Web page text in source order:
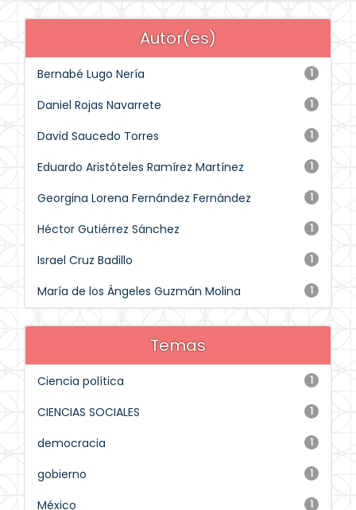
Autor(es)
1
Bernabé Lugo Nería
1
Daniel Rojas Navarrete
1
David Saucedo Torres
1
Eduardo Aristóteles Ramírez Martínez
1
Georgina Lorena Fernández Fernández
1
Héctor Gutiérrez Sánchez
1
Israel Cruz Badillo
1
María de los Ángeles Guzmán Molina
Temas
1
Ciencia política
1
CIENCIAS SOCIALES
1
democracia
1
gobierno
1
México